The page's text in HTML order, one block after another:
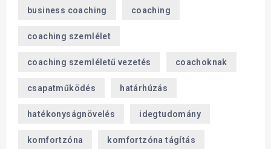
business coaching coaching
coaching szemlélet
coaching szemléletű vezetés coachoknak
csapatműködés határhúzás
hatékonyságnövelés idegtudomány
komfortzóna komfortzóna tágítás